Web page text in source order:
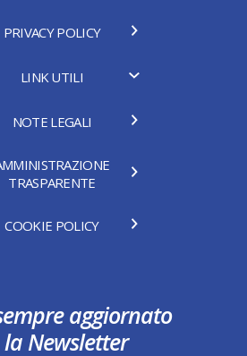
PRIVACY POLICY
LINK UTILI
NOTE LEGALI
TRASPARENTE
COOKIE POLICY
aggiornato
Newsletter